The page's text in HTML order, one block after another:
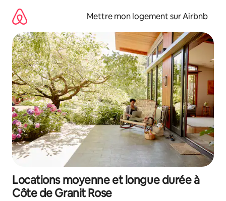
directement
contenu
Mettre mon logement sur Airbnb
Locations moyenne et longue durée à
Côte de Granit Rose